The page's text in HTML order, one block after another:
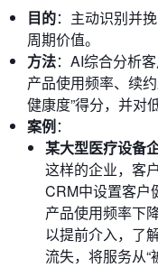
目的：主动识别并
周期价值。
方法：AI综合分析
产品使用频率、续
健康度”得分，并对
案例：
某大型医疗设备
这样的企业，客
CRM中设置客户
产品使用频率下
以提前介入，了
流失，将服务从“